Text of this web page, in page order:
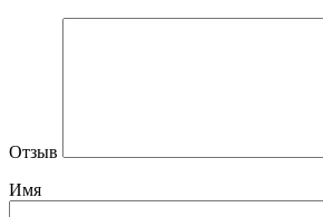
Отзыв
Имя